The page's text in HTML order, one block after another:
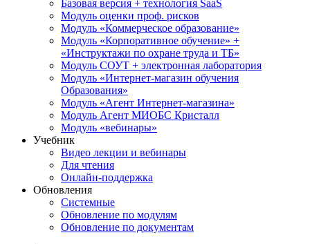
Базовая версия + технология SaaS
Модуль оценки проф. рисков
Модуль «Коммерческое образование»
Модуль «Корпоративное обучение» +
«Инструктажи по охране труда и ТБ»
Модуль СОУТ + электронная лаборатория
Модуль «Интернет-магазин обучения
Образования»
Модуль «Агент Интернет-магазина»
Модуль Агент МИОБС Кристалл
Модуль «вебинары»
Учебник
Видео лекции и вебинары
Для чтения
Онлайн-поддержка
Обновления
Системные
Обновление по модулям
Обновление по документам